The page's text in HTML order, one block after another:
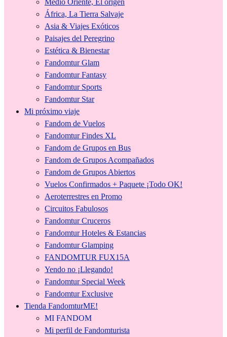
África, La Tierra Salvaje
Asia & Viajes Exóticos
Paisajes del Peregrino
Estética & Bienestar
Fandomtur Glam
Fandomtur Fantasy
Fandomtur Sports
Fandomtur Star
Mi próximo viaje
Fandom de Vuelos
Fandomtur Findes XL
Fandom de Grupos en Bus
Fandom de Grupos Acompañados
Fandom de Grupos Abiertos
Vuelos Confirmados + Paquete ¡Todo OK!
Aeroterrestres en Promo
Circuitos Fabulosos
Fandomtur Cruceros
Fandomtur Hoteles & Estancias
Fandomtur Glamping
FANDOMTUR FUX15A
Yendo no ¡Llegando!
Fandomtur Special Week
Fandomtur Exclusive
Tienda FandomturME!
MI FANDOM
Mi perfil de Fandomturista